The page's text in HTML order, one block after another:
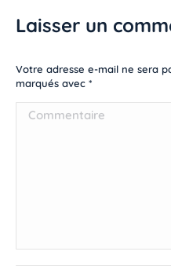
Laisser un
Votre adresse e-mail ne sera
marqués avec *
Commentaire